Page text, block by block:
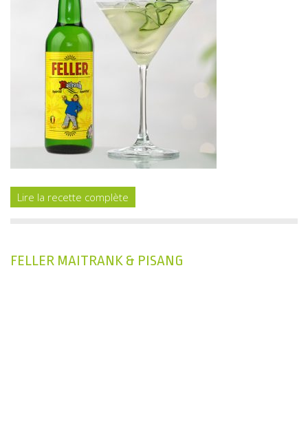
Lire la recette complète
FELLER MAITRANK & PISANG